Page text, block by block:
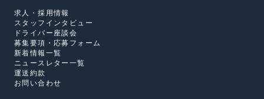
求人・採用情報
スタッフインタビュー
ドライバー座談会
募集要項・応募フォーム
新着情報一覧
ニュースレター一覧
運送約款
お問い合わせ